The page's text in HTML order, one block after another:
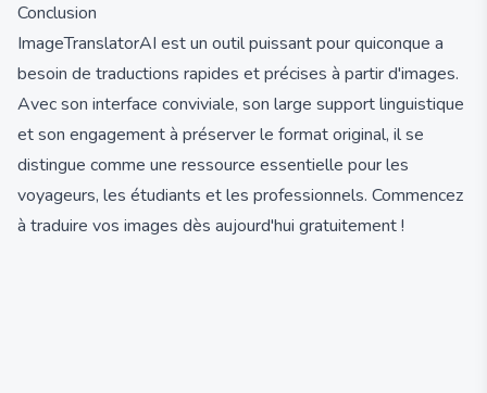
Conclusion
ImageTranslatorAI est un outil puissant pour quiconque a
besoin de traductions rapides et précises à partir d'images.
Avec son interface conviviale, son large support linguistique
et son engagement à préserver le format original, il se
distingue comme une ressource essentielle pour les
voyageurs, les étudiants et les professionnels. Commencez
à traduire vos images dès aujourd'hui gratuitement !